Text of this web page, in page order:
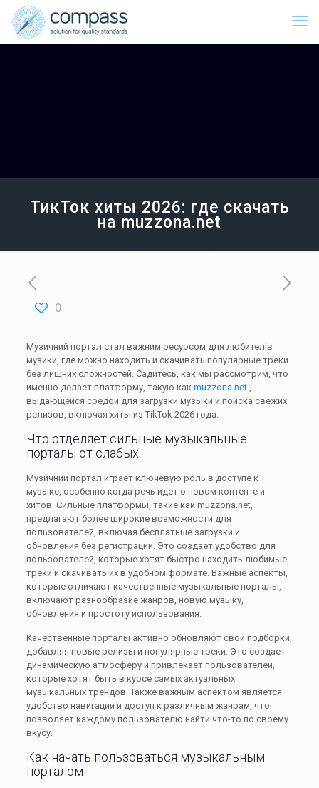
ТикТок хиты 2026: где скачать
на muzzona.net
0
Музичний портал стал важним ресурсом для любителів
музики, где можно находить и скачивать популярные треки
без лишних сложностей. Садитесь, как мы рассмотрим, что
именно делает платформу, такую как muzzona.net,
выдающейся средой для загрузки музыки и поиска свежих
релизов, включая хиты из TikTok 2026 года.
Что отделяет сильные музыкальные
порталы от слабых
Музичний портал играет ключевую роль в доступе к
музыке, особенно когда речь идет о новом контенте и
хитов. Сильные платформы, такие как muzzona.net,
предлагают более широкие возможности для
пользователей, включая бесплатные загрузки и
обновления без регистрации. Это создает удобство для
пользователей, которые хотят быстро находить любимые
треки и скачивать их в удобном формате. Важные аспекты,
которые отличают качественные музыкальные порталы,
включают разнообразие жанров, новую музыку,
обновления и простоту использования.
Качественные порталы активно обновляют свои подборки,
добавляя новые релизы и популярные треки. Это создает
динамическую атмосферу и привлекает пользователей,
которые хотят быть в курсе самых актуальных
музыкальных трендов. Также важным аспектом является
удобство навигации и доступ к различным жанрам, что
позволяет каждому пользователю найти что-то по своему
вкусу.
Как начать пользоваться музыкальным
порталом